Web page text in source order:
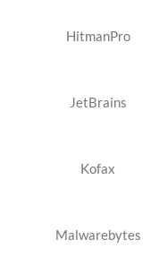
HitmanPro
JetBrains
Kofax
Malwarebytes